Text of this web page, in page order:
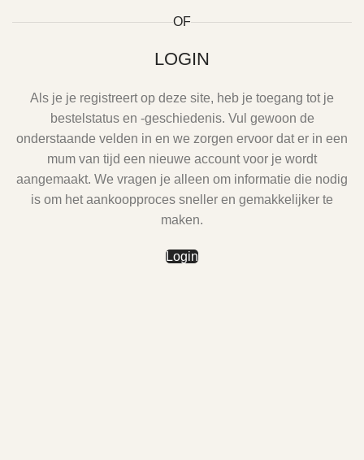
OF
LOGIN
Als je je registreert op deze site, heb je toegang tot je
bestelstatus en -geschiedenis. Vul gewoon de
onderstaande velden in en we zorgen ervoor dat er in een
mum van tijd een nieuwe account voor je wordt
aangemaakt. We vragen je alleen om informatie die nodig
is om het aankoopproces sneller en gemakkelijker te
maken.
Login